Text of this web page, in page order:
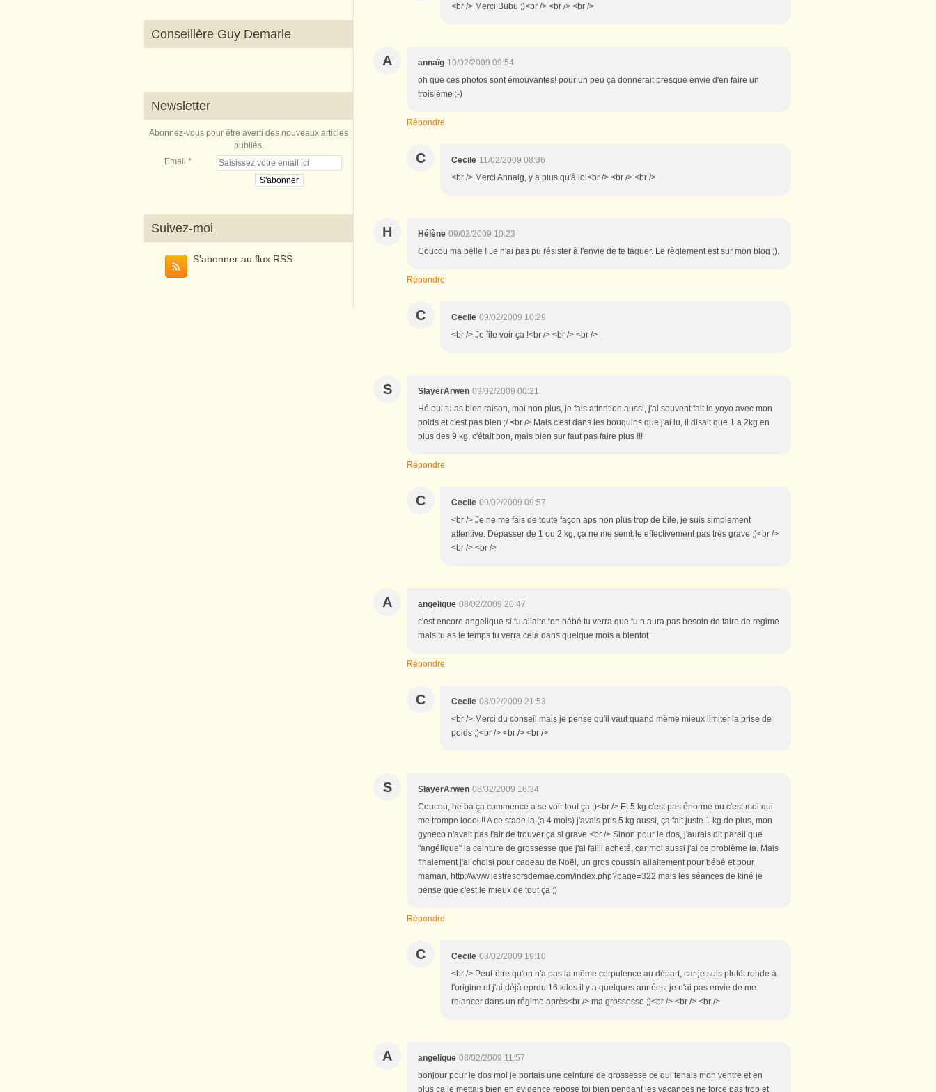
Conseillère Guy Demarle
Newsletter
Abonnez-vous pour être averti des nouveaux articles
publiés.
Email
Suivez-moi
S'abonner au flux RSS
<br /> Merci Bubu ;)<br /> <br /> <br />
A annaïg 10/02/2009 09:54
oh que ces photos sont émouvantes! pour un peu ça donnerait presque envie d'en faire un
troisième ;-)
Répondre
C Cecile 11/02/2009 08:36
<br /> Merci Annaig, y a plus qu'à lol<br /> <br /> <br />
H Hélène 09/02/2009 10:23
Coucou ma belle ! Je n'ai pas pu résister à l'envie de te taguer. Le règlement est sur mon blog ;).
Répondre
C Cecile 09/02/2009 10:29
<br /> Je file voir ça !<br /> <br /> <br />
S SlayerArwen 09/02/2009 00:21
Hé oui tu as bien raison, moi non plus, je fais attention aussi, j'ai souvent fait le yoyo avec mon
poids et c'est pas bien ;/ <br /> Mais c'est dans les bouquins que j'ai lu, il disait que 1 a 2kg en
plus des 9 kg, c'était bon, mais bien sur faut pas faire plus !!!
Répondre
C Cecile 09/02/2009 09:57
<br /> Je ne me fais de toute façon aps non plus trop de bile, je suis simplement
attentive. Dépasser de 1 ou 2 kg, ça ne me semble effectivement pas très grave ;)<br />
<br /> <br />
A angelique 08/02/2009 20:47
c'est encore angelique si tu allaite ton bébé tu verra que tu n aura pas besoin de faire de regime
mais tu as le temps tu verra cela dans quelque mois a bientot
Répondre
C Cecile 08/02/2009 21:53
<br /> Merci du conseil mais je pense qu'il vaut quand même mieux limiter la prise de
poids ;)<br /> <br /> <br />
S SlayerArwen 08/02/2009 16:34
Coucou, he ba ça commence a se voir tout ça ;)<br /> Et 5 kg c'est pas énorme ou c'est moi qui
me trompe loool !! A ce stade la (a 4 mois) j'avais pris 5 kg aussi, ça fait juste 1 kg de plus, mon
gyneco n'avait pas l'air de trouver ça si grave.<br /> Sinon pour le dos, j'aurais dit pareil que
"angélique" la ceinture de grossesse que j'ai failli acheté, car moi aussi j'ai ce problème la. Mais
finalement j'ai choisi pour cadeau de Noël, un gros coussin allaitement pour bébé et pour
maman, http://www.lestresorsdemae.com/index.php?page=322 mais les séances de kiné je
pense que c'est le mieux de tout ça ;)
Répondre
C Cecile 08/02/2009 19:10
<br /> Peut-être qu'on n'a pas la même corpulence au départ, car je suis plutôt ronde à
l'origine et j'ai déjà eprdu 16 kilos il y a quelques années, je n'ai pas envie de me
relancer dans un régime après<br /> ma grossesse ;)<br /> <br /> <br />
A angelique 08/02/2009 11:57
bonjour pour le dos moi je portais une ceinture de grossesse ce qui tenais mon ventre et en
plus ca le mettais bien en evidence repose toi bien pendant les vacances ne force pas trop et